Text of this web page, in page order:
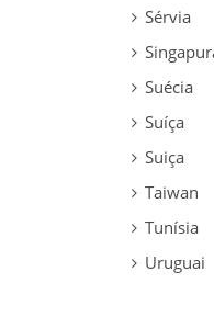
Sérvia
Suécia
Suíça
Suiça
Taiwan
Tunísia
Uruguai